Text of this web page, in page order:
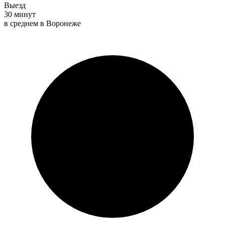
Выезд
30 минут
в среднем в Воронеже